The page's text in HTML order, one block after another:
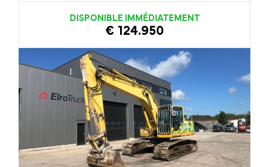
DISPONIBLE IMMÉDIATEMENT
€ 124.950